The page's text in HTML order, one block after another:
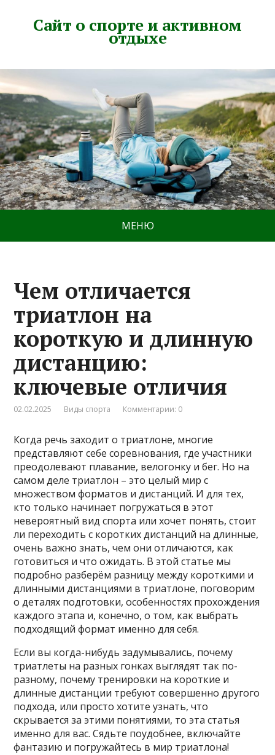
Сайт о спорте и активном
отдыхе
МЕНЮ
Чем отличается
триатлон на
короткую и длинную
дистанцию:
ключевые отличия
02.02.2025 Виды спорта Комментарии: 0
Когда речь заходит о триатлоне, многие
представляют себе соревнования, где участники
преодолевают плавание, велогонку и бег. Но на
самом деле триатлон – это целый мир с
множеством форматов и дистанций. И для тех,
кто только начинает погружаться в этот
невероятный вид спорта или хочет понять, стоит
ли переходить с коротких дистанций на длинные,
очень важно знать, чем они отличаются, как
готовиться и что ожидать. В этой статье мы
подробно разберём разницу между короткими и
длинными дистанциями в триатлоне, поговорим
о деталях подготовки, особенностях прохождения
каждого этапа и, конечно, о том, как выбрать
подходящий формат именно для себя.
Если вы когда-нибудь задумывались, почему
триатлеты на разных гонках выглядят так по-
разному, почему тренировки на короткие и
длинные дистанции требуют совершенно другого
подхода, или просто хотите узнать, что
скрывается за этими понятиями, то эта статья
именно для вас. Сядьте поудобнее, включайте
фантазию и погружайтесь в мир триатлона!